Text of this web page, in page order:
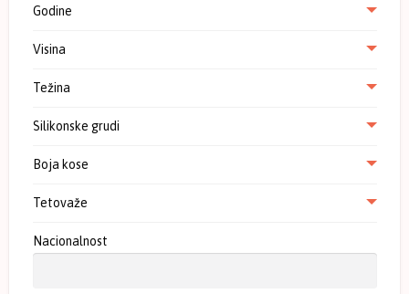
Godine
Visina
Težina
Silikonske grudi
Boja kose
Tetovaže
Nacionalnost